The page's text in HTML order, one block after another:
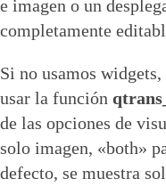
e imagen o un
completamente
Si no usamos
usar la función
de las opciones de
solo imagen, «both»
defecto, se muestra